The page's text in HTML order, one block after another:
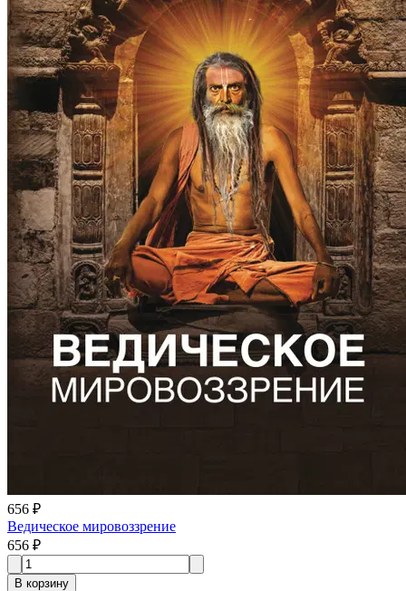
656 ₽
Ведическое мировоззрение
656 ₽
В корзину